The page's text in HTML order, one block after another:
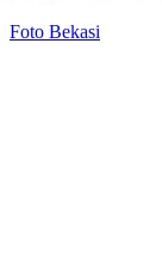
Foto Bekasi